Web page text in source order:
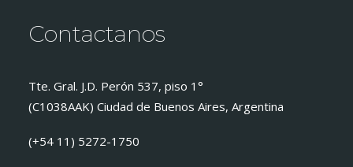
Contactanos
Tte. Gral. J.D. Perón 537, piso 1°
(C1038AAK) Ciudad de Buenos Aires, Argentina
(+54 11) 5272-1750